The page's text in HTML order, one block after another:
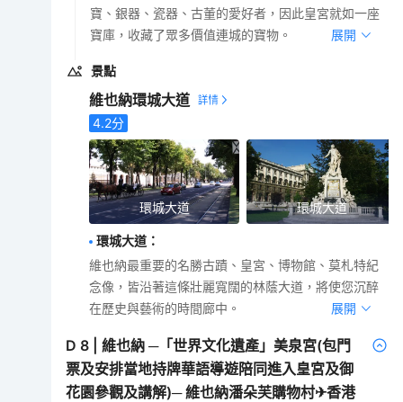
寶、銀器、瓷器、古董的愛好者，因此皇宮就如一座
寶庫，收藏了眾多價值連城的寶物。
展開
景點
維也納環城大道
4.2分
環城大道 環城大道
環城大道 ：
維也納最重要的名勝古蹟、皇宮、博物館、莫札特紀
念像，皆沿著這條壯麗寬闊的林蔭大道，將使您沉醉
在歷史與藝術的時間廊中。
展開
D 8 |維也納 ─「世界文化遺產」美泉宮(包門
票及安排當地持牌華語導遊陪同進入皇宮及御
花園參觀及講解)─ 維也納潘朵芙購物村✈香港